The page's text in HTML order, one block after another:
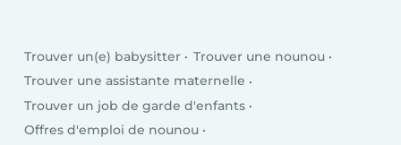
Trouver un(e) babysitter
Trouver une nounou
Trouver une assistante maternelle
Trouver un job de garde d'enfants
Offres d'emploi de nounou